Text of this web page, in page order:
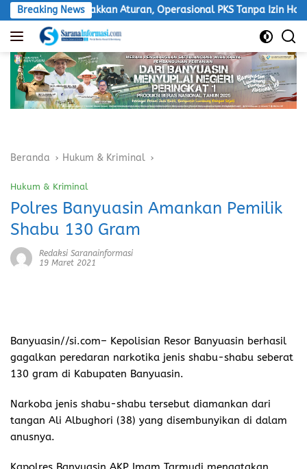
Langsung
ke
konten
Breaking News
Tegakkan Aturan, Operasional PKS Tanpa Izin Harus Disanksi
Beranda Hukum & Kriminal
Hukum & Kriminal
Polres Banyuasin Amankan Pemilik
Shabu 130 Gram
Redaksi Saranainformasi
19 Maret 2021
Banyuasin//si.com– Kepolisian Resor Banyuasin berhasil
gagalkan peredaran narkotika jenis shabu-shabu seberat
130 gram di Kabupaten Banyuasin.
Narkoba jenis shabu-shabu tersebut diamankan dari
tangan Ali Albughori (38) yang disembunyikan di dalam
anusnya.